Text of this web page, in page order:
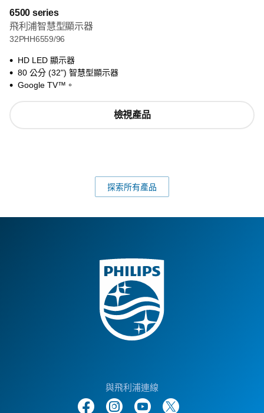
6500 series
飛利浦智慧型顯示器
32PHH6559/96
HD LED 顯示器
80 公分 (32") 智慧型顯示器
Google TV™。
檢視產品
探索所有產品
與飛利浦連線